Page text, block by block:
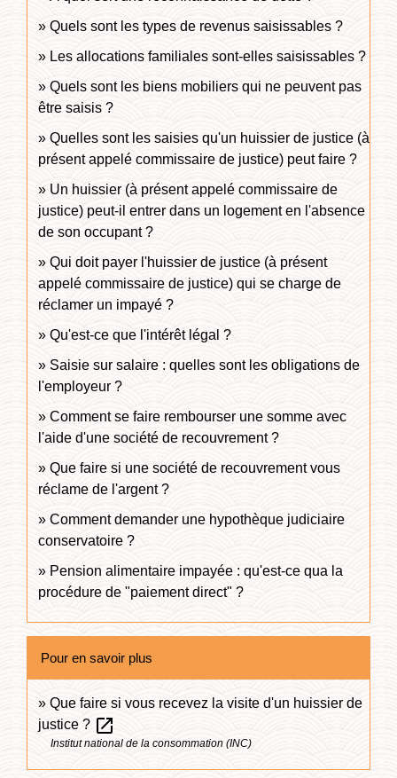
Quels sont les types de revenus saisissables ?
Les allocations familiales sont-elles saisissables ?
Quels sont les biens mobiliers qui ne peuvent pas
être saisis ?
Quelles sont les saisies qu'un huissier de justice (à
présent appelé commissaire de justice) peut faire ?
Un huissier (à présent appelé commissaire de
justice) peut-il entrer dans un logement en l'absence
de son occupant ?
Qui doit payer l'huissier de justice (à présent
appelé commissaire de justice) qui se charge de
réclamer un impayé ?
Qu'est-ce que l'intérêt légal ?
Saisie sur salaire : quelles sont les obligations de
l'employeur ?
Comment se faire rembourser une somme avec
l'aide d'une société de recouvrement ?
Que faire si une société de recouvrement vous
réclame de l'argent ?
Comment demander une hypothèque judiciaire
conservatoire ?
Pension alimentaire impayée : qu'est-ce qua la
procédure de "paiement direct" ?
Pour en savoir plus
Que faire si vous recevez la visite d'un huissier de
justice ? open_in_new
Institut national de la consommation (INC)